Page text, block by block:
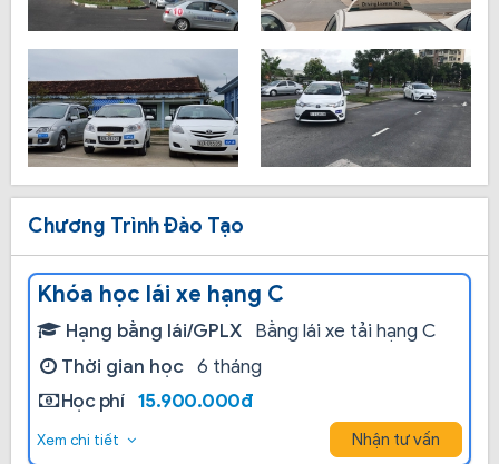
Chương Trình Đào Tạo
Khóa học lái xe hạng C
Hạng bằng lái/GPLX
Bằng lái xe tải hạng C
Thời gian học 6 tháng
Học phí
15.900.000đ
Xem chi tiết Nhận tư vấn